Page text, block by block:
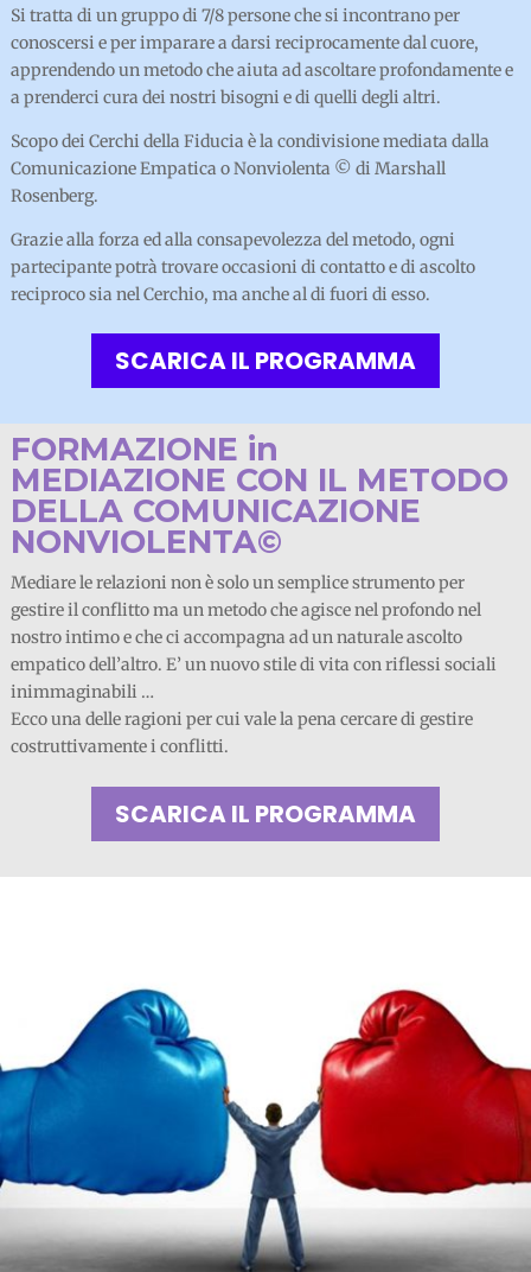
Si tratta di un gruppo di 7/8 persone che si incontrano per
conoscersi e per imparare a darsi reciprocamente dal cuore,
apprendendo un metodo che aiuta ad ascoltare profondamente e
a prenderci cura dei nostri bisogni e di quelli degli altri.
Scopo dei Cerchi della Fiducia è la condivisione mediata dalla
Comunicazione Empatica o Nonviolenta © di Marshall
Rosenberg.
Grazie alla forza ed alla consapevolezza del metodo, ogni
partecipante potrà trovare occasioni di contatto e di ascolto
reciproco sia nel Cerchio, ma anche al di fuori di esso.
SCARICA IL PROGRAMMA
FORMAZIONE in
MEDIAZIONE CON IL METODO
DELLA COMUNICAZIONE
NONVIOLENTA©
Mediare le relazioni non è solo un semplice strumento per
gestire il conflitto ma un metodo che agisce nel profondo nel
nostro intimo e che ci accompagna ad un naturale ascolto
empatico dell’altro. E’ un nuovo stile di vita con riflessi sociali
inimmaginabili …
Ecco una delle ragioni per cui vale la pena cercare di gestire
costruttivamente i conflitti.
SCARICA IL PROGRAMMA